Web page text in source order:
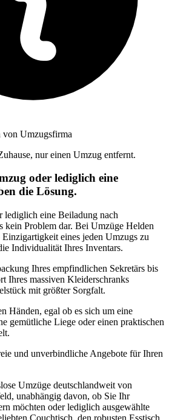
von Umzugsfirma
nur einen Umzug entfernt.
oder lediglich eine
die Lösung.
lediglich eine Beiladung nach
kein Problem dar. Bei Umzüge Helden
eines jeden Umzugs zu
Individualität Ihres Inventars.
Ihres empfindlichen Sekretärs bis
Ihres massiven Kleiderschranks
mit größter Sorgfalt.
Händen, egal ob es sich um eine
gemütliche Liege oder einen praktischen
und unverbindliche Angebote für Ihren
Umzüge deutschlandweit von
unabhängig davon, ob Sie Ihr
möchten oder lediglich ausgewählte
Couchtisch, den robusten Esstisch